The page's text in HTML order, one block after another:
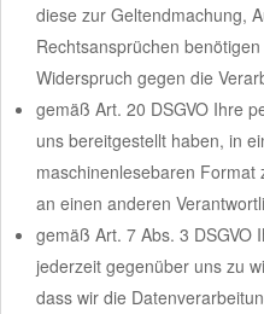
diese zur Geltendmachung,
Rechtsansprüchen
Widerspruch gegen die
gemäß Art. 20 DSGVO Ihre
uns bereitgestellt haben, in
maschinenlesebaren
an einen anderen
gemäß Art. 7 Abs. 3 DSGVO
jederzeit gegenüber uns zu
dass wir die